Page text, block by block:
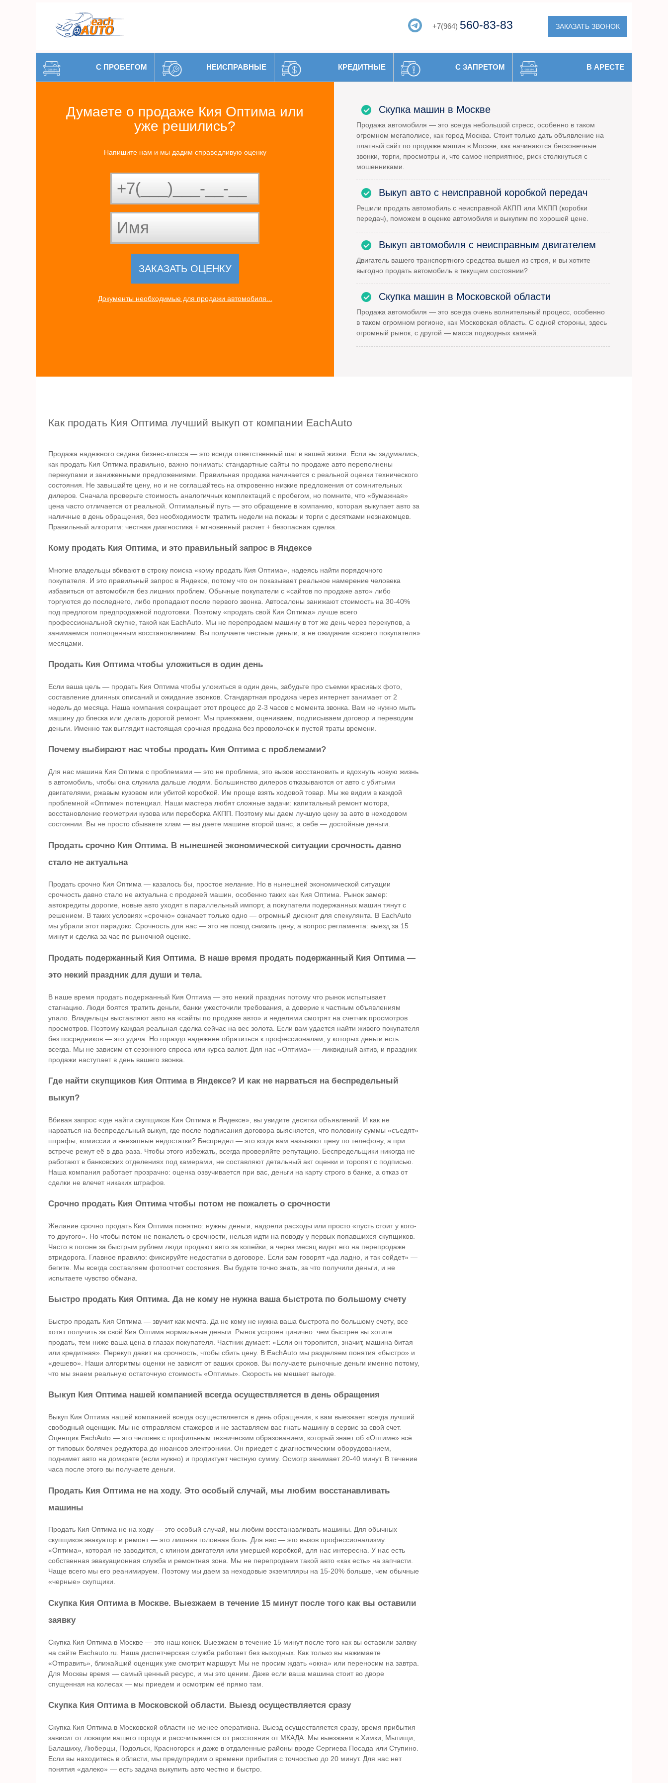
+7(964) 560-83-83 ЗАКАЗАТЬ ЗВОНОК
С ПРОБЕГОМ НЕИСПРАВНЫЕ КРЕДИТНЫЕ С ЗАПРЕТОМ В АРЕСТЕ
Думаете о продаже Кия Оптима или
уже решились?
Напишите нам и мы дадим справедливую оценку
Документы необходимые для продажи автомобиля...
Скупка машин в Москве
Продажа автомобиля — это всегда небольшой стресс, особенно в таком
огромном мегаполисе, как город Москва. Стоит только дать объявление на
платный сайт по продаже машин в Москве, как начинаются бесконечные
звонки, торги, просмотры и, что самое неприятное, риск столкнуться с
мошенниками.
Выкуп авто с неисправной коробкой передач
Решили продать автомобиль с неисправной АКПП или МКПП (коробки
передач), поможем в оценке автомобиля и выкупим по хорошей цене.
Выкуп автомобиля с неисправным двигателем
Двигатель вашего транспортного средства вышел из строя, и вы хотите
выгодно продать автомобиль в текущем состоянии?
Скупка машин в Московской области
Продажа автомобиля — это всегда очень волнительный процесс, особенно
в таком огромном регионе, как Московская область. С одной стороны, здесь
огромный рынок, с другой — масса подводных камней.
Как продать Кия Оптима лучший выкуп от компании EachAuto
Продажа надежного седана бизнес-класса — это всегда ответственный шаг в вашей жизни. Если вы задумались,
как продать Кия Оптима правильно, важно понимать: стандартные сайты по продаже авто переполнены
перекупами и заниженными предложениями. Правильная продажа начинается с реальной оценки технического
состояния. Не завышайте цену, но и не соглашайтесь на откровенно низкие предложения от сомнительных
дилеров. Сначала проверьте стоимость аналогичных комплектаций с пробегом, но помните, что «бумажная»
цена часто отличается от реальной. Оптимальный путь — это обращение в компанию, которая выкупает авто за
наличные в день обращения, без необходимости тратить недели на показы и торги с десятками незнакомцев.
Правильный алгоритм: честная диагностика + мгновенный расчет + безопасная сделка.
Кому продать Кия Оптима, и это правильный запрос в Яндексе
Многие владельцы вбивают в строку поиска «кому продать Кия Оптима», надеясь найти порядочного
покупателя. И это правильный запрос в Яндексе, потому что он показывает реальное намерение человека
избавиться от автомобиля без лишних проблем. Обычные покупатели с «сайтов по продаже авто» либо
торгуются до последнего, либо пропадают после первого звонка. Автосалоны занижают стоимость на 30-40%
под предлогом предпродажной подготовки. Поэтому «продать свой Кия Оптима» лучше всего
профессиональной скупке, такой как EachAuto. Мы не перепродаем машину в тот же день через перекупов, а
занимаемся полноценным восстановлением. Вы получаете честные деньги, а не ожидание «своего покупателя»
месяцами.
Продать Кия Оптима чтобы уложиться в один день
Если ваша цель — продать Кия Оптима чтобы уложиться в один день, забудьте про съемки красивых фото,
составление длинных описаний и ожидание звонков. Стандартная продажа через интернет занимает от 2
недель до месяца. Наша компания сокращает этот процесс до 2-3 часов с момента звонка. Вам не нужно мыть
машину до блеска или делать дорогой ремонт. Мы приезжаем, оцениваем, подписываем договор и переводим
деньги. Именно так выглядит настоящая срочная продажа без проволочек и пустой траты времени.
Почему выбирают нас чтобы продать Кия Оптима с проблемами?
Для нас машина Кия Оптима с проблемами — это не проблема, это вызов восстановить и вдохнуть новую жизнь
в автомобиль, чтобы она служила дальше людям. Большинство дилеров отказываются от авто с убитыми
двигателями, ржавым кузовом или убитой коробкой. Им проще взять ходовой товар. Мы же видим в каждой
проблемной «Оптиме» потенциал. Наши мастера любят сложные задачи: капитальный ремонт мотора,
восстановление геометрии кузова или переборка АКПП. Поэтому мы даем лучшую цену за авто в неходовом
состоянии. Вы не просто сбываете хлам — вы даете машине второй шанс, а себе — достойные деньги.
Продать срочно Кия Оптима. В нынешней экономической ситуации срочность давно
стало не актуальна
Продать срочно Кия Оптима — казалось бы, простое желание. Но в нынешней экономической ситуации
срочность давно стало не актуальна с продажей машин, особенно таких как Кия Оптима. Рынок замер:
автокредиты дорогие, новые авто уходят в параллельный импорт, а покупатели подержанных машин тянут с
решением. В таких условиях «срочно» означает только одно — огромный дисконт для спекулянта. В EachAuto
мы убрали этот парадокс. Срочность для нас — это не повод снизить цену, а вопрос регламента: выезд за 15
минут и сделка за час по рыночной оценке.
Продать подержанный Кия Оптима. В наше время продать подержанный Кия Оптима —
это некий праздник для души и тела.
В наше время продать подержанный Кия Оптима — это некий праздник потому что рынок испытывает
стагнацию. Люди боятся тратить деньги, банки ужесточили требования, а доверие к частным объявлениям
упало. Владельцы выставляют авто на «сайты по продаже авто» и неделями смотрят на счетчик просмотров
просмотров. Поэтому каждая реальная сделка сейчас на вес золота. Если вам удается найти живого покупателя
без посредников — это удача. Но гораздо надежнее обратиться к профессионалам, у которых деньги есть
всегда. Мы не зависим от сезонного спроса или курса валют. Для нас «Оптима» — ликвидный актив, и праздник
продажи наступает в день вашего звонка.
Где найти скупщиков Кия Оптима в Яндексе? И как не нарваться на беспредельный
выкуп?
Вбивая запрос «где найти скупщиков Кия Оптима в Яндексе», вы увидите десятки объявлений. И как не
нарваться на беспредельный выкуп, где после подписания договора выясняется, что половину суммы «съедят»
штрафы, комиссии и внезапные недостатки? Беспредел — это когда вам называют цену по телефону, а при
встрече режут её в два раза. Чтобы этого избежать, всегда проверяйте репутацию. Беспредельщики никогда не
работают в банковских отделениях под камерами, не составляют детальный акт оценки и торопят с подписью.
Наша компания работает прозрачно: оценка озвучивается при вас, деньги на карту строго в банке, а отказ от
сделки не влечет никаких штрафов.
Срочно продать Кия Оптима чтобы потом не пожалеть о срочности
Желание срочно продать Кия Оптима понятно: нужны деньги, надоели расходы или просто «пусть стоит у кого-
то другого». Но чтобы потом не пожалеть о срочности, нельзя идти на поводу у первых попавшихся скупщиков.
Часто в погоне за быстрым рублем люди продают авто за копейки, а через месяц видят его на перепродаже
втридорога. Главное правило: фиксируйте недостатки в договоре. Если вам говорят «да ладно, и так сойдет» —
бегите. Мы всегда составляем фотоотчет состояния. Вы будете точно знать, за что получили деньги, и не
испытаете чувство обмана.
Быстро продать Кия Оптима. Да не кому не нужна ваша быстрота по большому счету
Быстро продать Кия Оптима — звучит как мечта. Да не кому не нужна ваша быстрота по большому счету, все
хотят получить за свой Кия Оптима нормальные деньги. Рынок устроен цинично: чем быстрее вы хотите
продать, тем ниже ваша цена в глазах покупателя. Частник думает: «Если он торопится, значит, машина битая
или кредитная». Перекуп давит на срочность, чтобы сбить цену. В EachAuto мы разделяем понятия «быстро» и
«дешево». Наши алгоритмы оценки не зависят от ваших сроков. Вы получаете рыночные деньги именно потому,
что мы знаем реальную остаточную стоимость «Оптимы». Скорость не мешает выгоде.
Выкуп Кия Оптима нашей компанией всегда осуществляется в день обращения
Выкуп Кия Оптима нашей компанией всегда осуществляется в день обращения, к вам выезжает всегда лучший
свободный оценщик. Мы не отправляем стажеров и не заставляем вас гнать машину в сервис за свой счет.
Оценщик EachAuto — это человек с профильным техническим образованием, который знает об «Оптиме» всё:
от типовых болячек редуктора до нюансов электроники. Он приедет с диагностическим оборудованием,
поднимет авто на домкрате (если нужно) и продиктует честную сумму. Осмотр занимает 20-40 минут. В течение
часа после этого вы получаете деньги.
Продать Кия Оптима не на ходу. Это особый случай, мы любим восстанавливать
машины
Продать Кия Оптима не на ходу — это особый случай, мы любим восстанавливать машины. Для обычных
скупщиков эвакуатор и ремонт — это лишняя головная боль. Для нас — это вызов профессионализму.
«Оптима», которая не заводится, с клином двигателя или умершей коробкой, для нас интересна. У нас есть
собственная эвакуационная служба и ремонтная зона. Мы не перепродаем такой авто «как есть» на запчасти.
Чаще всего мы его реанимируем. Поэтому мы даем за неходовые экземпляры на 15-20% больше, чем обычные
«черные» скупщики.
Скупка Кия Оптима в Москве. Выезжаем в течение 15 минут после того как вы оставили
заявку
Скупка Кия Оптима в Москве — это наш конек. Выезжаем в течение 15 минут после того как вы оставили заявку
на сайте Eachauto.ru. Наша диспетчерская служба работает без выходных. Как только вы нажимаете
«Отправить», ближайший оценщик уже смотрит маршрут. Мы не просим ждать «окна» или переносим на завтра.
Для Москвы время — самый ценный ресурс, и мы это ценим. Даже если ваша машина стоит во дворе
спущенная на колесах — мы приедем и осмотрим её прямо там.
Скупка Кия Оптима в Московской области. Выезд осуществляется сразу
Скупка Кия Оптима в Московской области не менее оперативна. Выезд осуществляется сразу, время прибытия
зависит от локации вашего города и рассчитывается от расстояния от МКАДА. Мы выезжаем в Химки, Мытищи,
Балашиху, Люберцы, Подольск, Красногорск и даже в отдаленные районы вроде Сергиева Посада или Ступино.
Если вы находитесь в области, мы предупредим о времени прибытия с точностью до 20 минут. Для нас нет
понятия «далеко» — есть задача выкупить авто честно и быстро.